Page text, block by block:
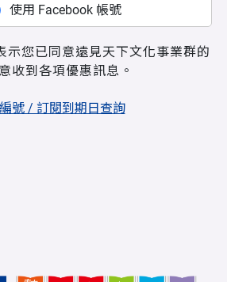
使用 Facebook 帳號
示您已同意遠見天下文化事業群的
收到各項優惠訊息。
號 / 訂閱到期日查詢